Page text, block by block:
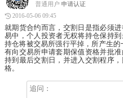
普通用户 申请认证
2016-05-06 09:45
就期货合约而言，交割日是指必须
易中，个人投资者无权将持仓保持
持仓将被交易所强行平掉，所产生
有向交易所申请套期保值资格并批
持到最后交割日，并进入交割程序
格。